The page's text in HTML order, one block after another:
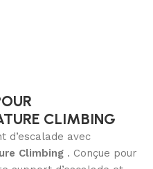
CLIMBING
d’escalade avec
Climbing . Conçue pour